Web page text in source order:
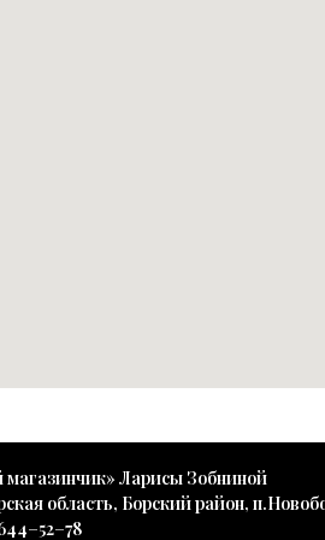
Ларисы Зобниной
область, Борский район,